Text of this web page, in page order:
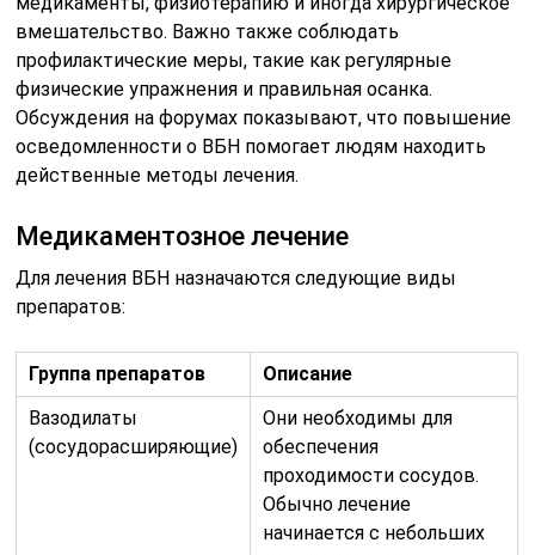
вмешательство. Важно также соблюдать
профилактические меры, такие как регулярные
физические упражнения и правильная осанка.
Обсуждения на форумах показывают, что повышение
осведомленности о ВБН помогает людям находить
действенные методы лечения.
Медикаментозное лечение
Для лечения ВБН назначаются следующие виды
препаратов:
Группа препаратов
Описание
Вазодилаты
(сосудорасширяющие)
Они необходимы для
обеспечения
проходимости сосудов.
Обычно лечение
начинается с небольших